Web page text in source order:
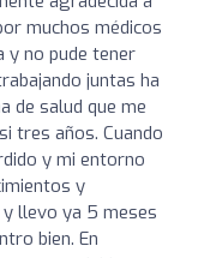
muchos médicos
y no pude tener
juntas ha
de salud que me
tres años. Cuando
y mi entorno
y
llevo ya 5 meses
bien. En